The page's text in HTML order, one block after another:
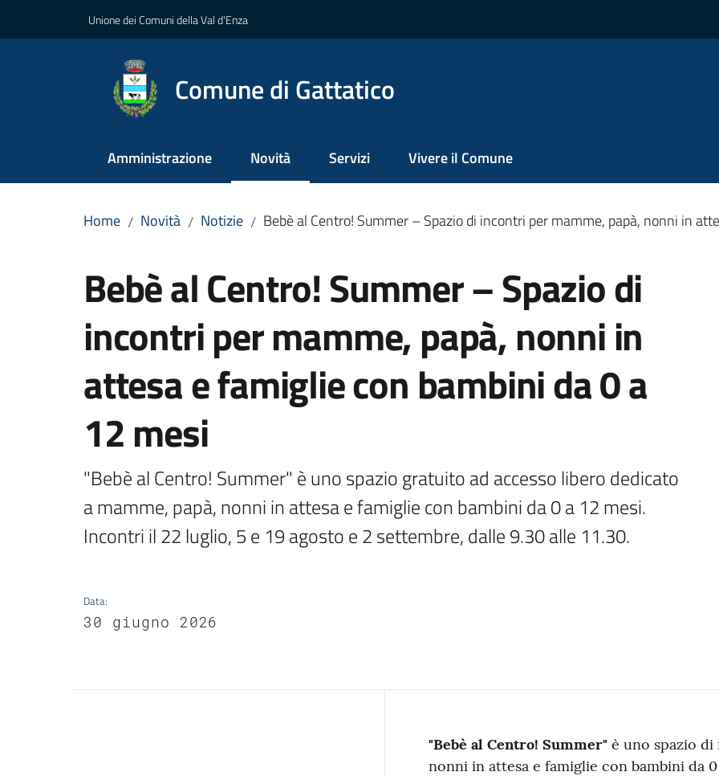
Unione dei Comuni della Val d'Enza
Comune di Gattatico
Amministrazione Novità
Menu selezionato
Servizi Vivere il Comune
Home / Novità / Notizie / Bebè al Centro! Summer – Spazio di incontri per mamme, papà, nonni in
Salta al contenuto
Bebè al Centro! Summer – Spazio di
incontri per mamme, papà, nonni in
attesa e famiglie con bambini da 0 a
12 mesi
"Bebè al Centro! Summer" è uno spazio gratuito ad accesso libero dedicato
a mamme, papà, nonni in attesa e famiglie con bambini da 0 a 12 mesi.
Incontri il 22 luglio, 5 e 19 agosto e 2 settembre, dalle 9.30 alle 11.30.
Data:
30 giugno 2026
Contenuto
"Bebè al Centro! Summer" è uno spazio
nonni in attesa e famiglie con bambini da 0